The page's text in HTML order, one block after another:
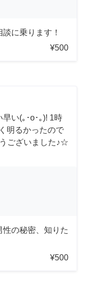
に乗ります！
¥500
い(｡･о･｡)! 1時
明るかったので
ございました♪☆
の秘密、知りた
¥500